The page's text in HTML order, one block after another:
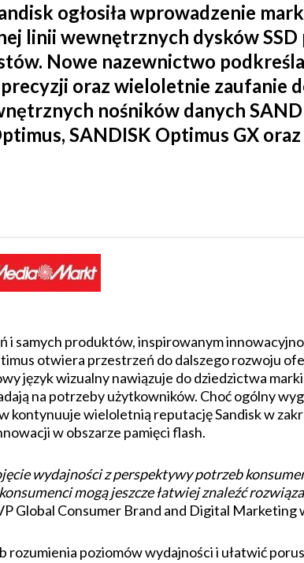
ogłosiła wprowadzenie
linii wewnętrznych dysków
Nowe nazewnictwo
oraz wieloletnie zaufanie
nośników danych
SANDISK Optimus GX
samych produktów, inspirowanym
otwiera przestrzeń do dalszego rozwoju
język wizualny nawiązuje do dziedzictwa
na potrzeby użytkowników. Choć ogólny
wieloletnią reputację Sandisk w
w obszarze pamięci flash.
wydajności z perspektywy potrzeb
mogą jeszcze łatwiej znaleźć
Global Consumer Brand and Digital Marketing
poziomów wydajności i ułatwić